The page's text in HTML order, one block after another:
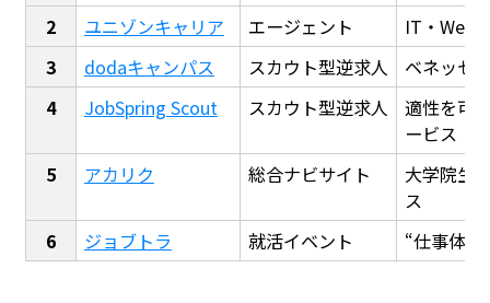
ユニゾンキャリア
エージェント
IT・Web
dodaキャンパス
スカウト型逆求人
ベネッセ
JobSpring Scout
スカウト型逆求人
適性を可
ービス
アカリク
総合ナビサイト
大学院生
ス
ジョブトラ
就活イベント “仕事体